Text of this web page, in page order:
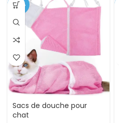
-54%
Sacs de douche pour
chat